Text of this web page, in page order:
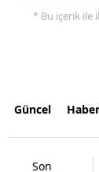
* Bu içerik ile
Güncel
Son